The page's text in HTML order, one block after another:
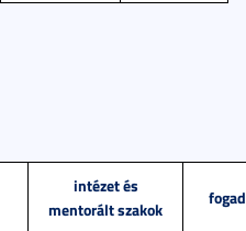
intézet és
mentorált szakok